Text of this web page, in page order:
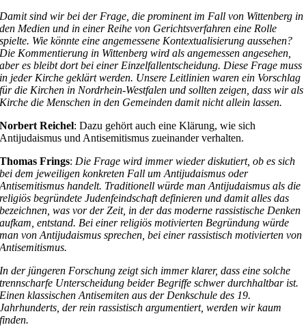
Damit sind wir bei der Frage, die prominent im Fall von Wittenberg in
den Medien und in einer Reihe von Gerichtsverfahren eine Rolle
spielte. Wie könnte eine angemessene Kontextualisierung aussehen?
Die Kommentierung in Wittenberg wird als angemessen angesehen,
aber es bleibt dort bei einer Einzelfallentscheidung. Diese Frage muss
in jeder Kirche geklärt werden. Unsere Leitlinien waren ein Vorschlag
für die Kirchen in Nordrhein-Westfalen und sollten zeigen, dass wir als
Kirche die Menschen in den Gemeinden damit nicht allein lassen.
Norbert Reichel: Dazu gehört auch eine Klärung, wie sich
Antijudaismus und Antisemitismus zueinander verhalten.
Thomas Frings: Die Frage wird immer wieder diskutiert, ob es sich
bei dem jeweiligen konkreten Fall um Antijudaismus oder
Antisemitismus handelt. Traditionell würde man Antijudaismus als die
religiös begründete Judenfeindschaft definieren und damit alles das
bezeichnen, was vor der Zeit, in der das moderne rassistische Denken
aufkam, entstand. Bei einer religiös motivierten Begründung würde
man von Antijudaismus sprechen, bei einer rassistisch motivierten von
Antisemitismus.
In der jüngeren Forschung zeigt sich immer klarer, dass eine solche
trennscharfe Unterscheidung beider Begriffe schwer durchhaltbar ist.
Einen klassischen Antisemiten aus der Denkschule des 19.
Jahrhunderts, der rein rassistisch argumentiert, werden wir kaum
finden.